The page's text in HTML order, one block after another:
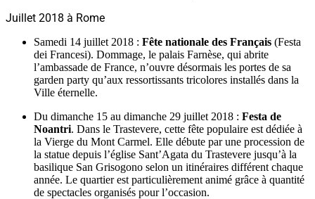
Juillet 2018 à Rome
Samedi 14 juillet 2018 : Fête nationale des Français (Festa
dei Francesi). Dommage, le palais Farnèse, qui abrite
l’ambassade de France, n’ouvre désormais les portes de sa
garden party qu’aux ressortissants tricolores installés dans la
Ville éternelle.
Du dimanche 15 au dimanche 29 juillet 2018 : Festa de
Noantri. Dans le Trastevere, cette fête populaire est dédiée à
la Vierge du Mont Carmel. Elle débute par une procession de
la statue depuis l’église Sant’Agata du Trastevere jusqu’à la
basilique San Grisogono selon un itinéraires différent chaque
année. Le quartier est particulièrement animé grâce à quantité
de spectacles organisés pour l’occasion.